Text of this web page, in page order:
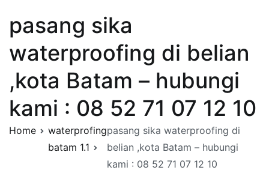
pasang sika
waterproofing di belian
,kota Batam – hubungi
kami : 08 52 71 07 12 10
Home
waterprofing
batam 1.1
pasang sika waterproofing di
belian ,kota Batam – hubungi
kami : 08 52 71 07 12 10